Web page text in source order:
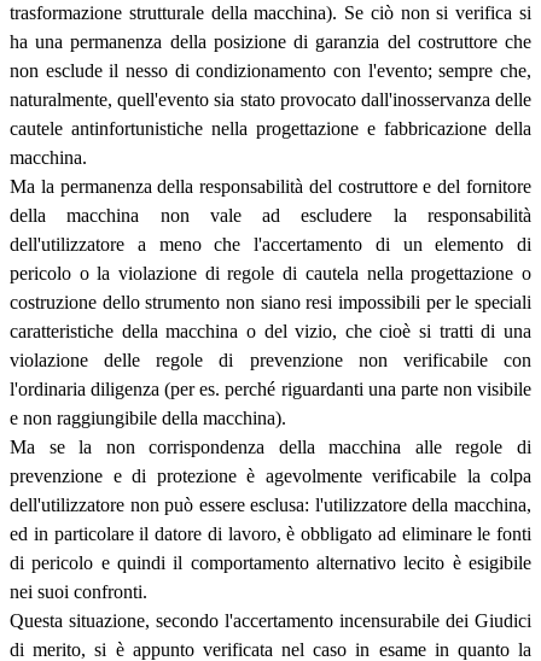
trasformazione strutturale della macchina). Se ciò non si verifica si
ha una permanenza della posizione di garanzia del costruttore che
non esclude il nesso di condizionamento con l'evento; sempre che,
naturalmente, quell'evento sia stato provocato dall'inosservanza delle
cautele antinfortunistiche nella progettazione e fabbricazione della
macchina.
Ma la permanenza della responsabilità del costruttore e del fornitore
della macchina non vale ad escludere la responsabilità
dell'utilizzatore a meno che l'accertamento di un elemento di
pericolo o la violazione di regole di cautela nella progettazione o
costruzione dello strumento non siano resi impossibili per le speciali
caratteristiche della macchina o del vizio, che cioè si tratti di una
violazione delle regole di prevenzione non verificabile con
l'ordinaria diligenza (per es. perché riguardanti una parte non visibile
e non raggiungibile della macchina).
Ma se la non corrispondenza della macchina alle regole di
prevenzione e di protezione è agevolmente verificabile la colpa
dell'utilizzatore non può essere esclusa: l'utilizzatore della macchina,
ed in particolare il datore di lavoro, è obbligato ad eliminare le fonti
di pericolo e quindi il comportamento alternativo lecito è esigibile
nei suoi confronti.
Questa situazione, secondo l'accertamento incensurabile dei Giudici
di merito, si è appunto verificata nel caso in esame in quanto la